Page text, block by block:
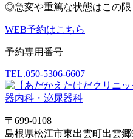
◎急変や重篤な状態はこの限
WEB予約はこちら
予約専用番号
TEL.050-5306-6607
〒699-0108
島根県松江市東出雲町出雲郷